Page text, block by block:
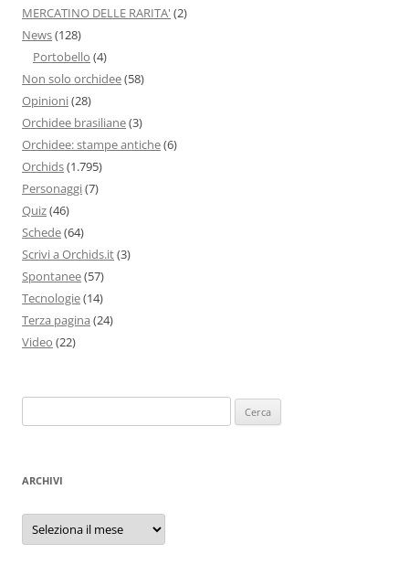
MERCATINO DELLE RARITA' (2)
News(128)
Portobello (4)
Non solo orchidee(58)
Opinioni(28)
Orchidee brasiliane(3)
Orchidee: stampe antiche(6)
Orchids(1.795)
Personaggi(7)
Quiz(46)
Schede(64)
Scrivi a Orchids.it(3)
Spontanee(57)
Tecnologie(14)
Terza pagina (24)
Video (22)
per:
ARCHIVI
Archivi